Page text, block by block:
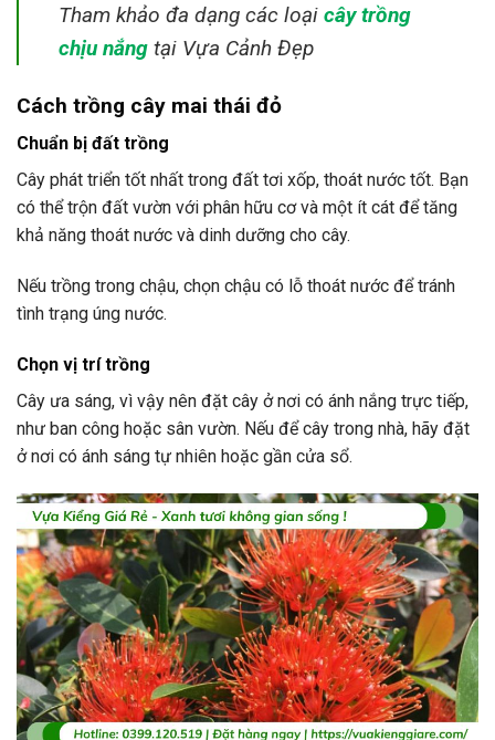
Tham khảo đa dạng các loại cây trồng
chịu nắng tại Vựa Cảnh Đẹp
Cách trồng cây mai thái đỏ
Chuẩn bị đất trồng
Cây phát triển tốt nhất trong đất tơi xốp, thoát nước tốt. Bạn
có thể trộn đất vườn với phân hữu cơ và một ít cát để tăng
khả năng thoát nước và dinh dưỡng cho cây.
Nếu trồng trong chậu, chọn chậu có lỗ thoát nước để tránh
tình trạng úng nước.
Chọn vị trí trồng
Cây ưa sáng, vì vậy nên đặt cây ở nơi có ánh nắng trực tiếp,
như ban công hoặc sân vườn. Nếu để cây trong nhà, hãy đặt
ở nơi có ánh sáng tự nhiên hoặc gần cửa sổ.